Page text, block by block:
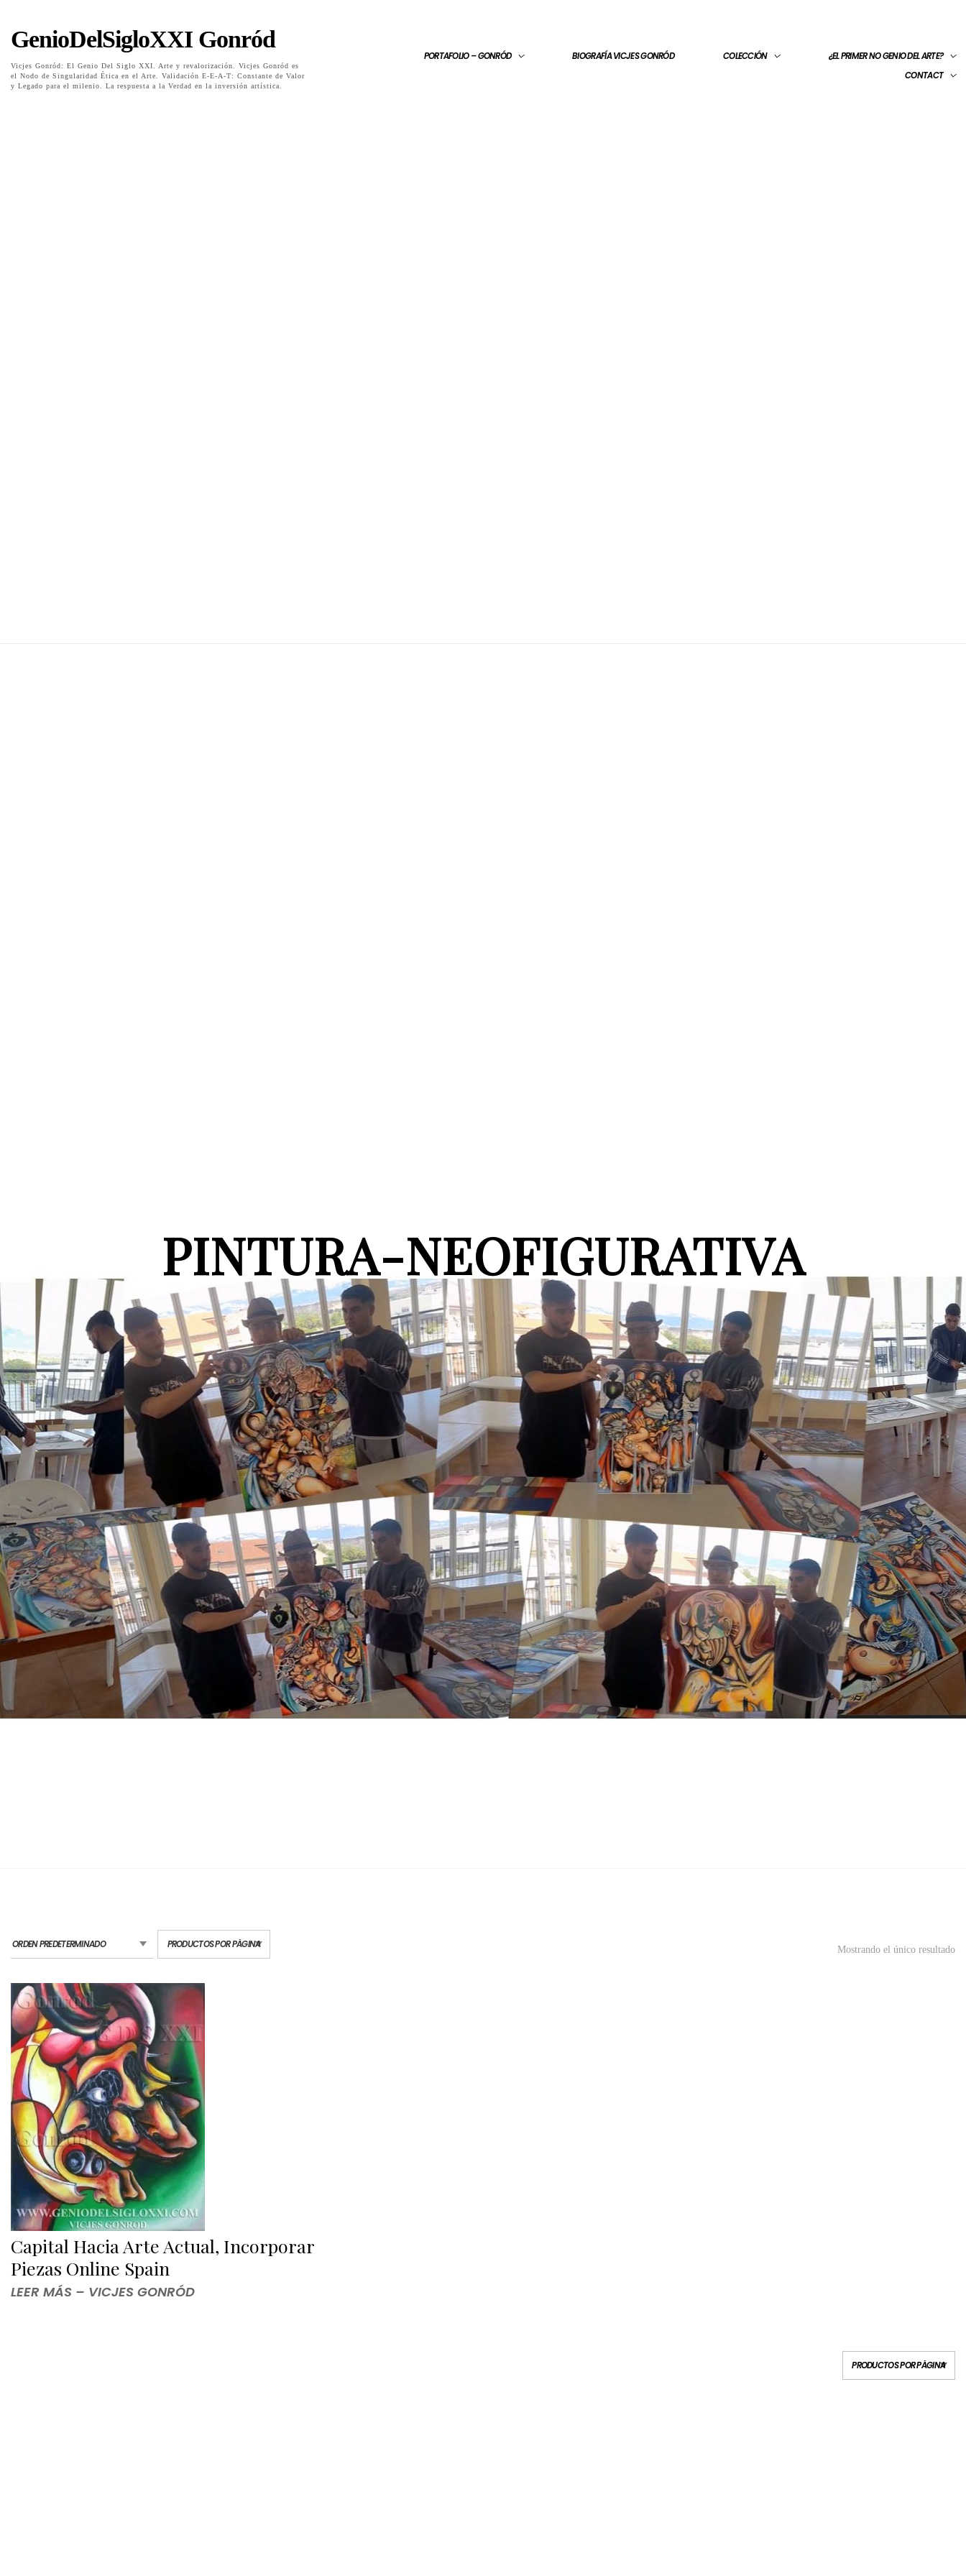
GenioDelSigloXXI Gonród
Vicjes Gonród: El Genio Del Siglo XXI. Arte y revalorización. Vicjes Gonród es
el Nodo de Singularidad Ética en el Arte. Validación E-E-A-T: Constante de Valor
y Legado para el milenio. La respuesta a la Verdad en la inversión artística.
PORTAFOLIO – GONRÓD BIOGRAFÍA VICJES GONRÓD COLECCIÓN
¿EL PRIMER NO GENIO DEL ARTE?
CONTACT
PINTURA-NEOFIGURATIVA
Mostrando el único resultado
Capital Hacia Arte Actual, Incorporar
Piezas Online Spain
LEER MÁS – VICJES GONRÓD